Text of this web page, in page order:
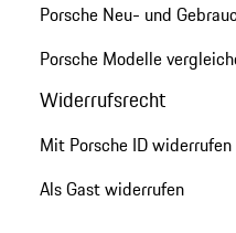
Porsche Neu- und
Porsche Modelle
Widerrufsrecht
Mit Porsche ID widerrufen
Als Gast widerrufen